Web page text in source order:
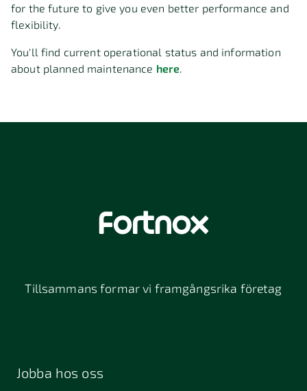
for the future to give you even better performance and
flexibility.
You'll find current operational status and information
about planned maintenance here.
Tillsammans formar vi framgångsrika företag
Jobba hos oss